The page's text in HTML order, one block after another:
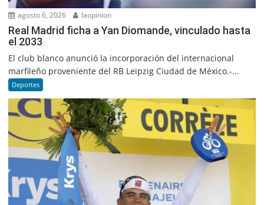
agosto 6, 2026 laopinion
Real Madrid ficha a Yan Diomande, vinculado hasta
el 2033
El club blanco anunció la incorporación del internacional
marfileño proveniente del RB Leipzig Ciudad de México.-...
Deportes